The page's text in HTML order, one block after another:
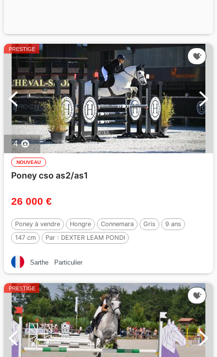
PRESTIGE
4
NOUVEAU
Poney cso as2/as1
26 000 €
Poney à vendre Hongre Connemara Gris
9 ans
147 cm
Par : DEXTER LEAM PONDI
Sarthe Particulier
PRESTIGE